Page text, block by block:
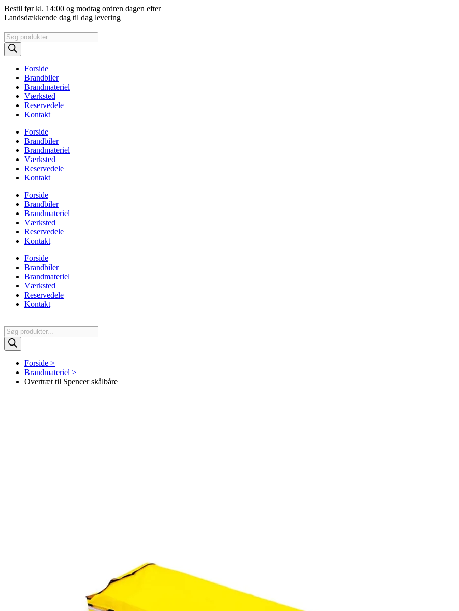
Videre
til
Bestil før kl. 14:00 og modtag ordren dagen efter
Landsdækkende dag til dag levering
Products
search
Forside
Brandbiler
Brandmateriel
Værksted
Reservedele
Kontakt
Forside
Brandbiler
Brandmateriel
Værksted
Reservedele
Kontakt
Forside
Brandbiler
Brandmateriel
Værksted
Reservedele
Kontakt
Forside
Brandbiler
Brandmateriel
Værksted
Reservedele
Kontakt
Products
search
Forside >
Brandmateriel >
Overtræt til Spencer skålbåre